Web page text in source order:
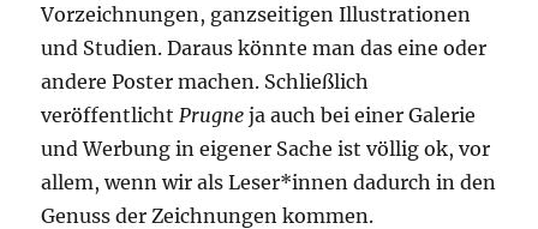
Vorzeichnungen, ganzseitigen Illustrationen
und Studien. Daraus könnte man das eine oder
andere Poster machen. Schließlich
veröffentlicht Prugne ja auch bei einer Galerie
und Werbung in eigener Sache ist völlig ok, vor
allem, wenn wir als Leser*innen dadurch in den
Genuss der Zeichnungen kommen.